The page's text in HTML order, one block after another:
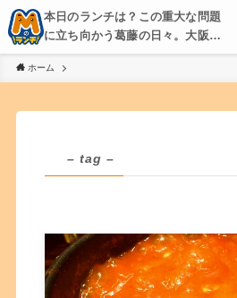
本日のランチは？この重大な問題
に立ち向かう葛藤の日々。大阪・
京都・神戸を中心とした食べ歩
き、飲み歩きを綴る。
ホーム
– tag –